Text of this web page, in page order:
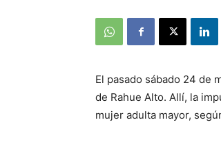
El pasado sábado 24 de
de Rahue Alto. Allí, la
mujer adulta mayor,